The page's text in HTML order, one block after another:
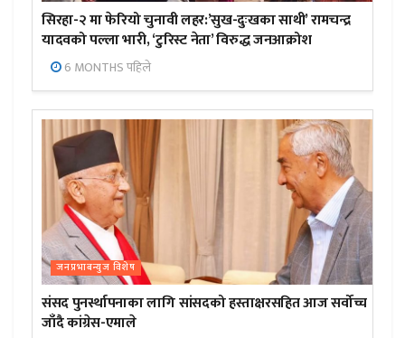
सिरहा-२ मा फेरियो चुनावी लहर:’सुख-दुःखका साथी’ रामचन्द्र
यादवको पल्ला भारी, ‘टुरिस्ट नेता’ विरुद्ध जनआक्रोश
6 MONTHS पहिले
जनप्रभाबन्युज विशेष
संसद पुनर्स्थापनाका लागि सांसदको हस्ताक्षरसहित आज सर्वोच्च
जाँदै कांग्रेस-एमाले